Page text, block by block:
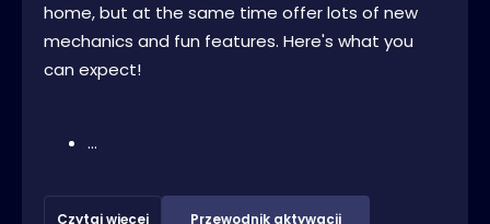
home, but at the same time offer lots of new
mechanics and fun features. Here's what you
can expect!
...
Czytaj więcej Przewodnik aktywacji